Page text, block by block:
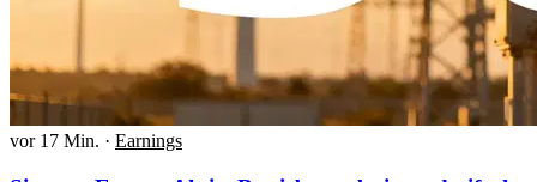
vor 17 Min. · Earnings